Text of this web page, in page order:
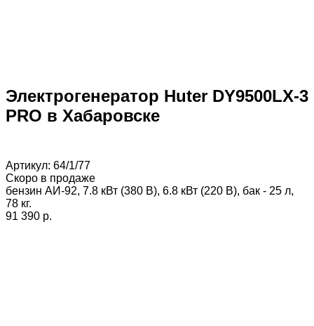
Электрогенератор Huter DY9500LX-3
PRO в Хабаровске
Артикул: 64/1/77
Скоро в продаже
бензин АИ-92, 7.8 кВт (380 В), 6.8 кВт (220 В), бак - 25 л,
78 кг.
91 390 p.